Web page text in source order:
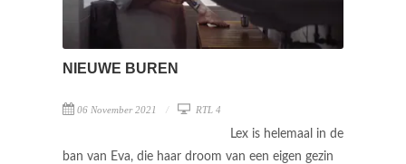
NIEUWE BUREN
06 November 2021 RTL 4
Lex is helemaal in de
ban van Eva, die haar droom van een eigen gezin